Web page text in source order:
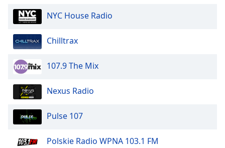
window.
Text
Color
Text
Background
NYC House Radio
Chilltrax
107.9 The Mix
Nexus Radio
Pulse 107
Polskie Radio WPNA 103.1 FM